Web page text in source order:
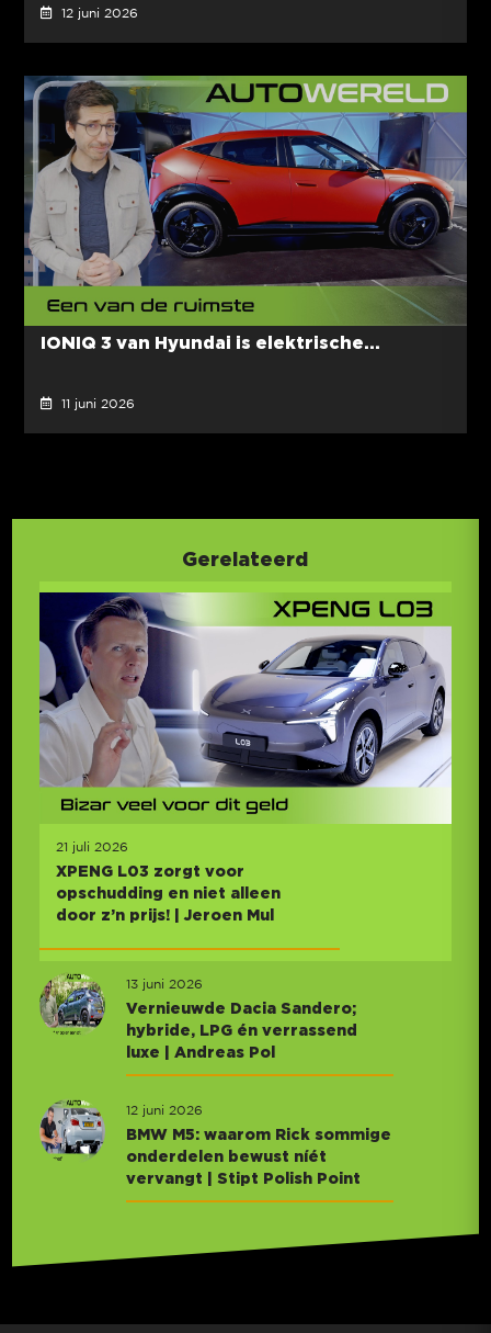
12 juni 2026
IONIQ 3 van Hyundai is elektrische...
11 juni 2026
Gerelateerd
21 juli 2026
XPENG L03 zorgt voor
opschudding en niet alleen
door z’n prijs! | Jeroen Mul
13 juni 2026
Vernieuwde Dacia Sandero;
hybride, LPG én verrassend
luxe | Andreas Pol
12 juni 2026
BMW M5: waarom Rick sommige
onderdelen bewust níét
vervangt | Stipt Polish Point